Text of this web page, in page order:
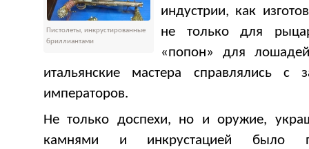
Пистолеты, инкрустированные
бриллиантами
индустрии, как
не только для
«попон» для
итальянские мастера справлялись с
императоров.
Не только доспехи, но и оружие,
камнями и инкрустацией было